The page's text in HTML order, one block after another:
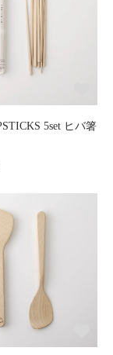
5set ヒバ箸